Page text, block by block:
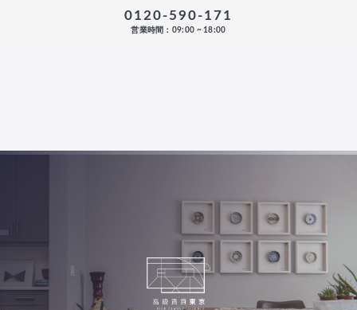
0120-590-171
営業時間：09:00 ~ 18:00